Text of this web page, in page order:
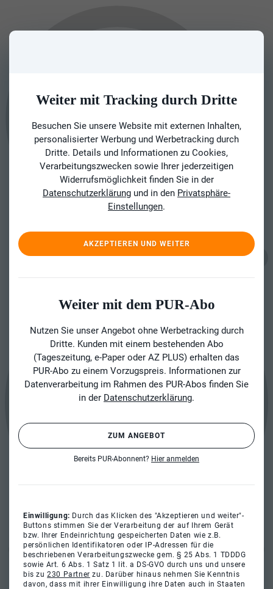
Weiter mit Tracking durch Dritte
Besuchen Sie unsere Website mit externen Inhalten,
personalisierter Werbung und Werbetracking durch
Dritte. Details und Informationen zu Cookies,
Verarbeitungszwecken sowie Ihrer jederzeitigen
Widerrufsmöglichkeit finden Sie in der
Datenschutzerklärung und in den Privatsphäre-
Einstellungen.
AKZEPTIEREN UND WEITER
Weiter mit dem PUR-Abo
Nutzen Sie unser Angebot ohne Werbetracking durch
Dritte. Kunden mit einem bestehenden Abo
(Tageszeitung, e-Paper oder AZ PLUS) erhalten das
PUR-Abo zu einem Vorzugspreis. Informationen zur
Datenverarbeitung im Rahmen des PUR-Abos finden Sie
in der Datenschutzerklärung.
ZUM ANGEBOT
Bereits PUR-Abonnent? Hier anmelden
Einwilligung: Durch das Klicken des "Akzeptieren und weiter"-
Buttons stimmen Sie der Verarbeitung der auf Ihrem Gerät
bzw. Ihrer Endeinrichtung gespeicherten Daten wie z.B.
persönlichen Identifikatoren oder IP-Adressen für die
beschriebenen Verarbeitungszwecke gem. § 25 Abs. 1 TDDDG
sowie Art. 6 Abs. 1 Satz 1 lit. a DS-GVO durch uns und unsere
bis zu230 Partner zu. Darüber hinaus nehmen Sie Kenntnis
davon, dass mit ihrer Einwilligung ihre Daten auch in Staaten